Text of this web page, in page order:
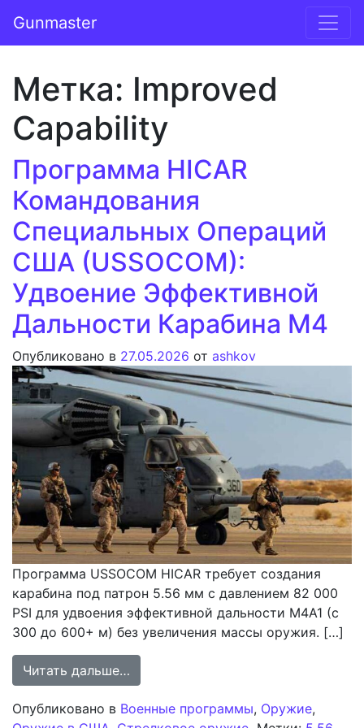
Основная навигация
Gunmaster
Метка: Improved
Capability
Программа HICAR
Командования
Специальных Операций
США (USSOCOM):
Удвоение Эффективной
Дальности Карабина M4
Опубликовано в 27.05.2026 от ashkov
Программа USSOCOM HICAR требует создания
карабина под патрон 5.56 мм с давлением 82 000
PSI для удвоения эффективной дальности M4A1 (с
300 до 600+ м) без увеличения массы оружия. […]
Читать дальше…
Опубликовано в Военные программы, Оружие,